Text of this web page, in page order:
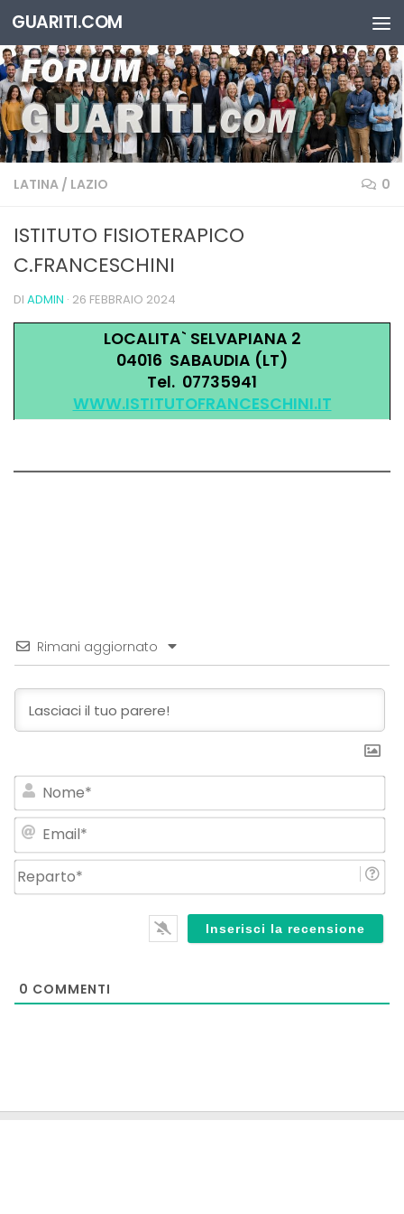
Salta al contenuto
GUARITI.COM
LATINA / LAZIO 0
ISTITUTO FISIOTERAPICO
C.FRANCESCHINI
DI ADMIN · 26 FEBBRAIO 2024
LOCALITA` SELVAPIANA 2
04016 SABAUDIA (LT)
Tel. 07735941
WWW.ISTITUTOFRANCESCHINI.IT
Rimani aggiornato
0 COMMENTI